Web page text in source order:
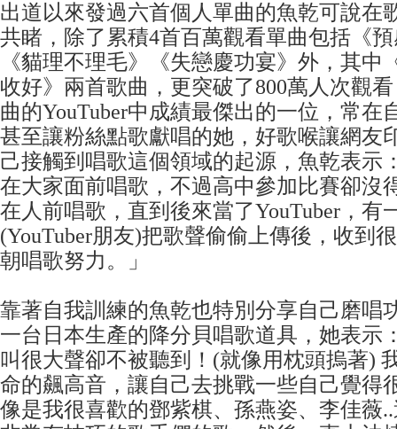
出道以來發過六首個人單曲的魚乾可說在
共睹，除了累積4首百萬觀看單曲包括《
《貓理不理毛》《失戀慶功宴》外，其中
收好》兩首歌曲，更突破了800萬人次觀
曲的YouTuber中成績最傑出的一位，常在
甚至讓粉絲點歌獻唱的她，好歌喉讓網友
己接觸到唱歌這個領域的起源，魚乾表示
在大家面前唱歌，不過高中參加比賽卻沒
在人前唱歌，直到後來當了YouTuber，有
(YouTuber朋友)把歌聲偷偷上傳後，收到
朝唱歌努力。」
靠著自我訓練的魚乾也特別分享自己磨唱
一台日本生產的降分貝唱歌道具，她表示
叫很大聲卻不被聽到！(就像用枕頭摀著)
命的飆高音，讓自己去挑戰一些自己覺得
像是我很喜歡的鄧紫棋、孫燕姿、李佳薇